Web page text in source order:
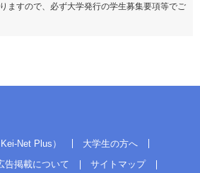
ますので、必ず大学発行の学生募集要項等でご
Net Plus）
大学生の方へ
告掲載について サイトマップ